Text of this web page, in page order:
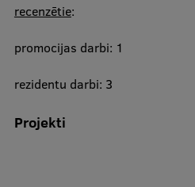
recenzētie:
promocijas darbi: 1
​​rezidentu darbi: 3
Projekti